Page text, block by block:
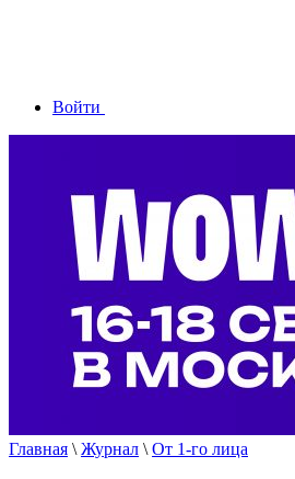
Войти
Главная \ Журнал \ От 1-го лица